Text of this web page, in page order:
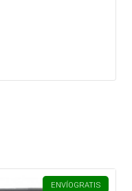
ENVÍOGRATIS